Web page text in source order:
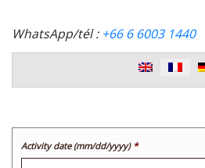
WhatsApp/tél : +66 6 6003 1440
Activity date (mm/dd/yyyy) *